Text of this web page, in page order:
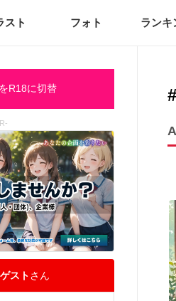
スト フォト ランキ
R18に切替
ゲストさん